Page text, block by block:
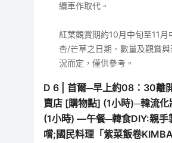
纜車作取代。
紅葉觀賞期約10月中旬至11
杏/芒草之日期、數量及觀賞
況而定，僅供參考。
D6 |首爾─早上約08：30離
賣店 [購物點] (1小時)─韓流
(1小時) —午餐─韓食DIY:親手
嚐;國民料理「紫菜飯卷